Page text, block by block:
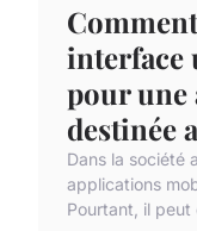
pour une
destinée
Dans la société
applications
Pourtant, il peut